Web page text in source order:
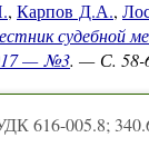
, Карпов Д.А.,
судебной
— №3. — С. 58-
616-005.8;